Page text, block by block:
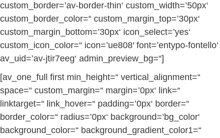
custom_border=’av-border-thin‘ custom_width=’50px‘
custom_border_color=“ custom_margin_top=’30px‘
custom_margin_bottom=’30px‘ icon_select=’yes‘
custom_icon_color=“ icon=’ue808′ font=’entypo-fontello‘
av_uid=’av-jtir7eeg‘ admin_preview_bg=“]
[av_one_full first min_height=“ vertical_alignment=“
space=“ custom_margin=“ margin=’0px‘ link=“
linktarget=“ link_hover=“ padding=’0px‘ border=“
border_color=“ radius=’0px‘ background=’bg_color‘
background_color=“ background_gradient_color1=“